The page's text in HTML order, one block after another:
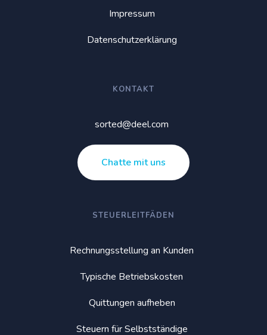
Impressum
Datenschutzerklärung
KONTAKT
sorted@deel.com
Chatte mit uns
STEUERLEITFÄDEN
Rechnungsstellung an Kunden
Typische Betriebskosten
Quittungen aufheben
Steuern für Selbstständige